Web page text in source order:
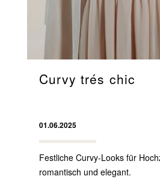
Curvy trés chic
01.06.2025
Festliche Curvy-Looks für
romantisch und elegant.